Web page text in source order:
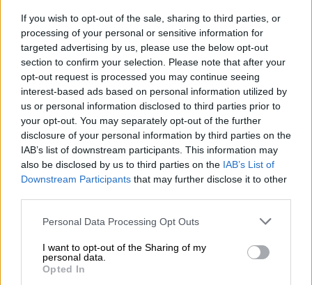
If you wish to opt-out of the sale, sharing to third parties, or
processing of your personal or sensitive information for
targeted advertising by us, please use the below opt-out
section to confirm your selection. Please note that after your
opt-out request is processed you may continue seeing
interest-based ads based on personal information utilized by
us or personal information disclosed to third parties prior to
your opt-out. You may separately opt-out of the further
disclosure of your personal information by third parties on the
IAB’s list of downstream participants. This information may
also be disclosed by us to third parties on the IAB’s List of
Downstream Participants that may further disclose it to other
Please note that this website/app uses one or more Google
not limited to your visit or usage behaviour. You may click to
grant or deny consent to Google and its third-party tags to
use your data for below specified purposes in below Google
Personal Data Processing Opt Outs
I want to opt-out of the Sharing of my
personal data.
Opted In
Σε έλλειψη οι πατάτες Νάξου - «Δεν
υπάρχουν στα σούπερ μάρκετ»
Τι λέει ο πρόεδρος Ένωσης Αγροτικών
Συνεταιρισμών Νάξου, Δημήτρης Καπούνης